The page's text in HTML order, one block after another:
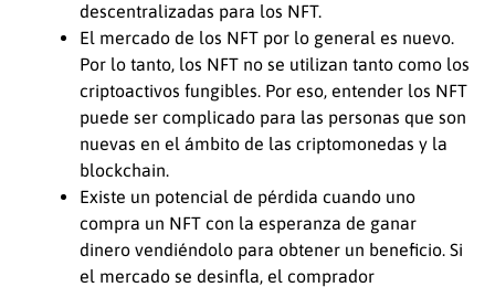
descentralizadas para los NFT.
El mercado de los NFT por lo general es nuevo.
Por lo tanto, los NFT no se utilizan tanto como los
criptoactivos fungibles. Por eso, entender los NFT
puede ser complicado para las personas que son
nuevas en el ámbito de las criptomonedas y la
blockchain.
Existe un potencial de pérdida cuando uno
compra un NFT con la esperanza de ganar
dinero vendiéndolo para obtener un beneficio. Si
el mercado se desinfla, el comprador